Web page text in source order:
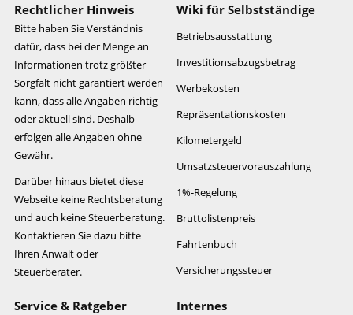
Rechtlicher Hinweis
Bitte haben Sie Verständnis
dafür, dass bei der Menge an
Informationen trotz größter
Sorgfalt nicht garantiert werden
kann, dass alle Angaben richtig
oder aktuell sind. Deshalb
erfolgen alle Angaben ohne
Gewähr.
Darüber hinaus bietet diese
Webseite keine Rechtsberatung
und auch keine Steuerberatung.
Kontaktieren Sie dazu bitte
Ihren Anwalt oder
Steuerberater.
Wiki für Selbstständige
Betriebsausstattung
Investitionsabzugsbetrag
Werbekosten
Repräsentationskosten
Kilometergeld
Umsatzsteuervorauszahlung
1%-Regelung
Bruttolistenpreis
Fahrtenbuch
Versicherungssteuer
Service & Ratgeber Internes